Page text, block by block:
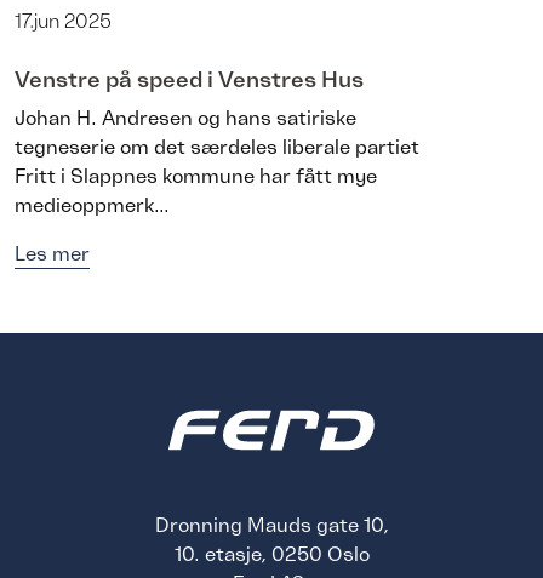
17.jun 2025
Venstre på speed i Venstres Hus
Johan H. Andresen og hans satiriske
tegneserie om det særdeles liberale partiet
Fritt i Slappnes kommune har fått mye
medieoppmerk...
Les mer
Dronning Mauds gate 10,
10. etasje, 0250 Oslo